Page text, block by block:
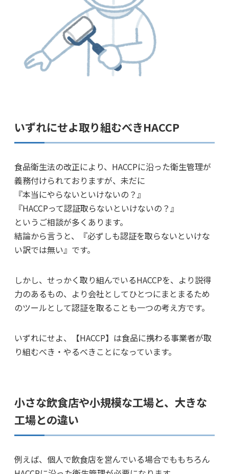
いずれにせよ取り組むべきHACCP
食品衛生法の改正により、HACCPに沿った衛生管理が
義務付けられておりますが、未だに
『本当にやらないといけないの？』
『HACCPって認証取らないといけないの？』
というご相談が多くあります。
結論から言うと、『必ずしも認証を取らないといけな
い訳では無い』です。
しかし、せっかく取り組んでいるHACCPを、より説得
力のあるもの、より会社としてひとつにまとまるため
のツールとして認証を取ることも一つの考え方です。
いずれにせよ、【HACCP】は食品に携わる事業者が取
り組むべき・やるべきことになっています。
小さな飲食店や小規模な工場と、大きな
工場との違い
例えば、個人で飲食店を営んでいる場合でももちろん